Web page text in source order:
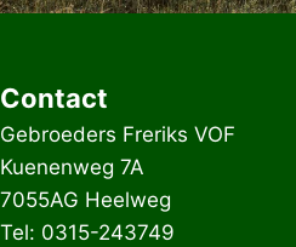
Contact
Gebroeders Freriks VOF
Kuenenweg 7A
7055AG Heelweg
Tel: 0315-243749